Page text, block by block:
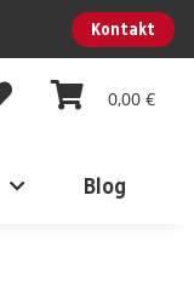
Kontakt
0,00 €
Blog